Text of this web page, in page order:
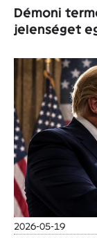
Démoni
jelenséget
2026-05-19